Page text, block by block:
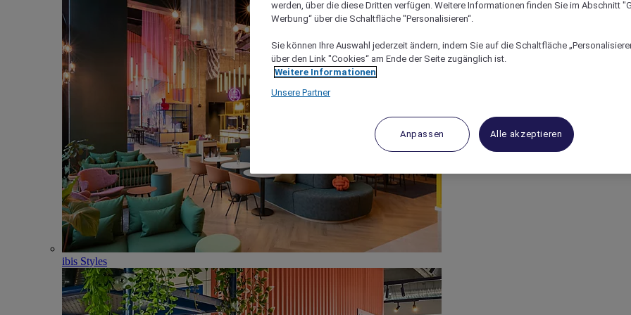
ibis Styles
werden, über die diese Dritten verfügen. Weitere Informationen finden Sie im Abschnitt
Werbung“ über die Schaltfläche "Personalisieren“.
Sie können Ihre Auswahl jederzeit ändern, indem Sie auf die Schaltfläche
über den Link "Cookies“ am Ende der Seite zugänglich ist.
Weitere Informationen
Unsere Partner
Anpassen Alle akzeptieren